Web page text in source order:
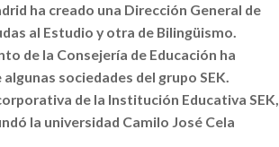
ha creado una Dirección General de
al Estudio y otra de Bilingüismo.
de la Consejería de Educación ha
sociedades del grupo SEK.
de la Institución Educativa SEK,
la universidad Camilo José Cela